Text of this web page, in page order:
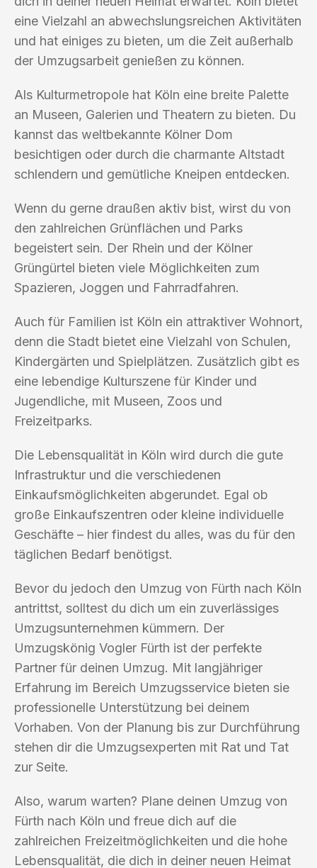
eine Vielzahl an abwechslungsreichen Aktivitäten
und hat einiges zu bieten, um die Zeit außerhalb
der Umzugsarbeit genießen zu können.
Als Kulturmetropole hat Köln eine breite Palette
an Museen, Galerien und Theatern zu bieten. Du
kannst das weltbekannte Kölner Dom
besichtigen oder durch die charmante Altstadt
schlendern und gemütliche Kneipen entdecken.
Wenn du gerne draußen aktiv bist, wirst du von
den zahlreichen Grünflächen und Parks
begeistert sein. Der Rhein und der Kölner
Grüngürtel bieten viele Möglichkeiten zum
Spazieren, Joggen und Fahrradfahren.
Auch für Familien ist Köln ein attraktiver Wohnort,
denn die Stadt bietet eine Vielzahl von Schulen,
Kindergärten und Spielplätzen. Zusätzlich gibt es
eine lebendige Kulturszene für Kinder und
Jugendliche, mit Museen, Zoos und
Freizeitparks.
Die Lebensqualität in Köln wird durch die gute
Infrastruktur und die verschiedenen
Einkaufsmöglichkeiten abgerundet. Egal ob
große Einkaufszentren oder kleine individuelle
Geschäfte – hier findest du alles, was du für den
täglichen Bedarf benötigst.
Bevor du jedoch den Umzug von Fürth nach Köln
antrittst, solltest du dich um ein zuverlässiges
Umzugsunternehmen kümmern. Der
Umzugskönig Vogler Fürth ist der perfekte
Partner für deinen Umzug. Mit langjähriger
Erfahrung im Bereich Umzugsservice bieten sie
professionelle Unterstützung bei deinem
Vorhaben. Von der Planung bis zur Durchführung
stehen dir die Umzugsexperten mit Rat und Tat
zur Seite.
Also, warum warten? Plane deinen Umzug von
Fürth nach Köln und freue dich auf die
zahlreichen Freizeitmöglichkeiten und die hohe
Lebensqualität, die dich in deiner neuen Heimat